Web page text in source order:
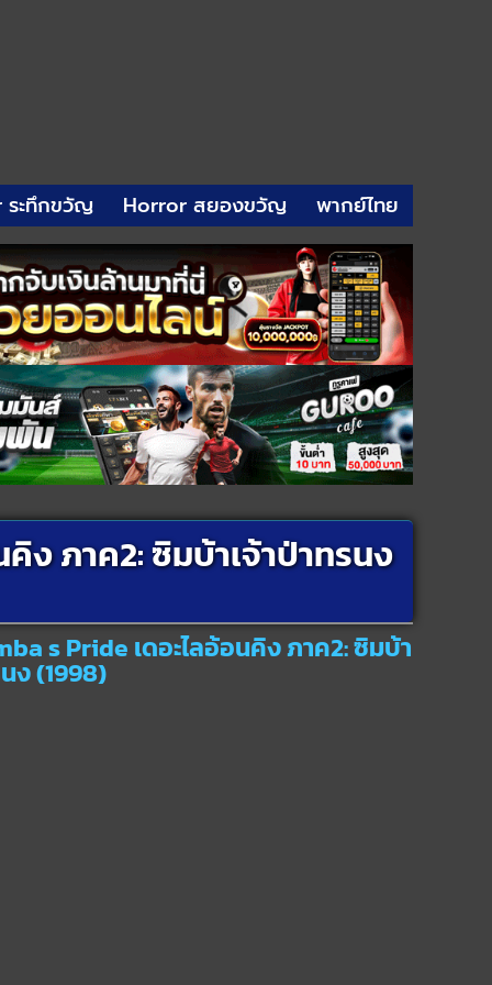
ระทึกขวัญ Horror สยองขวัญ พากย์ไทย
ง ภาค2: ซิมบ้าเจ้าป่าทรนง
s Pride เดอะไลอ้อนคิง ภาค2: ซิมบ้า
ง (1998)